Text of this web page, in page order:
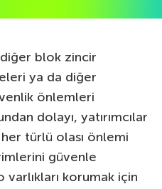
blok zincir
ya da diğer
önlemleri
dolayı, yatırımcılar
türlü olası önlemi
güvenle
korumak için